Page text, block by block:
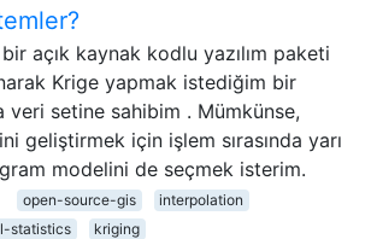
açık kaynak kodlu yazılım paketi
Krige yapmak istediğim bir
veri setine sahibim . Mümkünse,
geliştirmek için işlem sırasında yarı
modelini de seçmek isterim.
open-source-gis
interpolation
statistics
kriging